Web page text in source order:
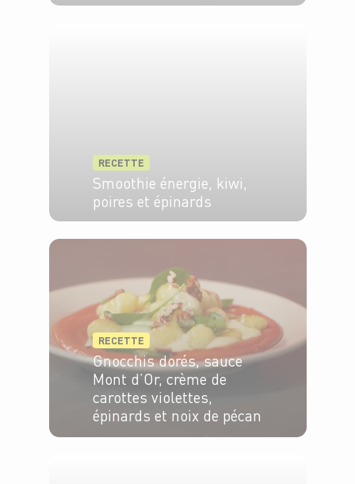
RECETTE
Smoothie énergie, kiwi,
poires et épinards
RECETTE
Gnocchis dorés, sauce
Mont d’Or, crème de
carottes violettes,
épinards et noix de pécan